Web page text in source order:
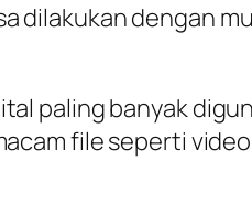
dilakukan dengan
paling banyak
file seperti